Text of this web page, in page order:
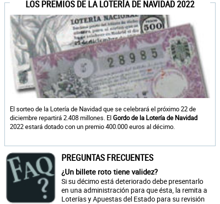
LOS PREMIOS DE LA LOTERÍA DE NAVIDAD 2022
El sorteo de la Lotería de Navidad que se celebrará el próximo 22 de
diciembre repartirá 2.408 millones. ElGordo de la Lotería de Navidad
2022 estará dotado con un premio 400.000 euros al décimo.
PREGUNTAS FRECUENTES
¿Un billete roto tiene validez?
Si su décimo está deteriorado debe presentarlo
en una administración para que ésta, la remita a
Loterías y Apuestas del Estado para su revisión